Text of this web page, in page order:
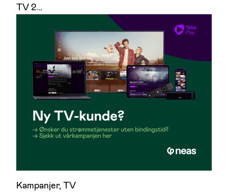
1 poeng
1 poeng 1 poeng
TV 2…
Kampanjer, TV